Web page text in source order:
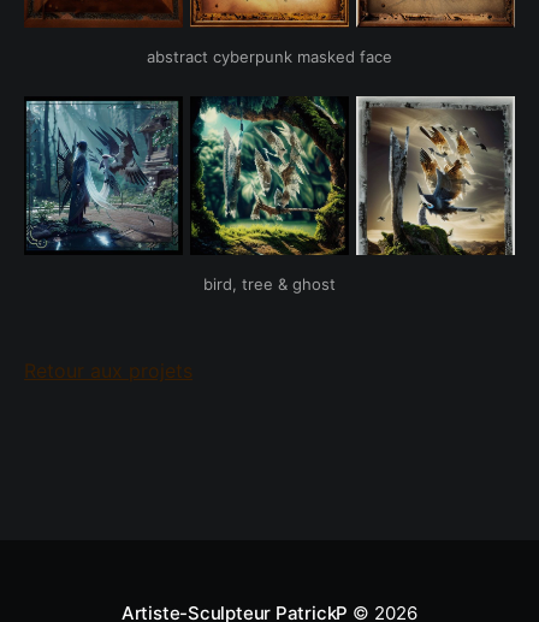
abstract cyberpunk masked face
bird, tree & ghost
Retour aux projets
Artiste-Sculpteur PatrickP © 2026